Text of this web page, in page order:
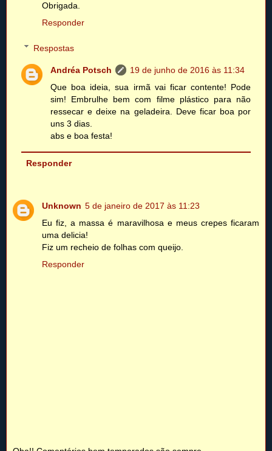
Obrigada.
Responder
Respostas
Andréa Potsch
19 de junho de 2016 às 11:34
Que boa ideia, sua irmã vai ficar contente! Pode
sim! Embrulhe bem com filme plástico para não
ressecar e deixe na geladeira. Deve ficar boa por
uns 3 dias.
abs e boa festa!
Responder
Unknown 5 de janeiro de 2017 às 11:23
Eu fiz, a massa é maravilhosa e meus crepes ficaram
uma delicia!
Fiz um recheio de folhas com queijo.
Responder